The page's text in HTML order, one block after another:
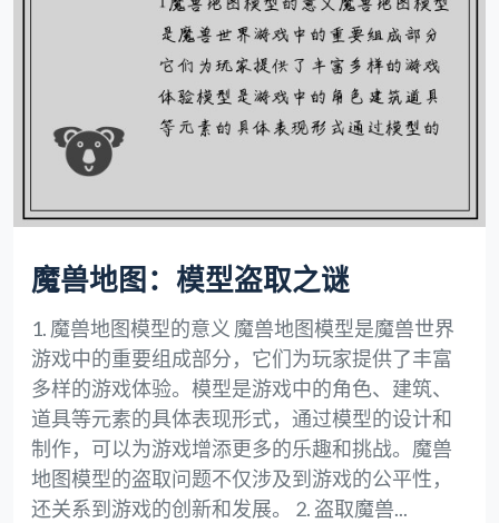
魔兽地图：模型盗取之谜
1. 魔兽地图模型的意义 魔兽地图模型是魔兽世界
游戏中的重要组成部分，它们为玩家提供了丰富
多样的游戏体验。模型是游戏中的角色、建筑、
道具等元素的具体表现形式，通过模型的设计和
制作，可以为游戏增添更多的乐趣和挑战。魔兽
地图模型的盗取问题不仅涉及到游戏的公平性，
还关系到游戏的创新和发展。 2. 盗取魔兽...